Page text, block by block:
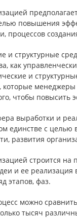
повышения
процессов
и структурные
как
и
чтобы повысить
выработки и
единстве с
развития
строится
и ее реализация
этапов, фаз.
можно
тысяч